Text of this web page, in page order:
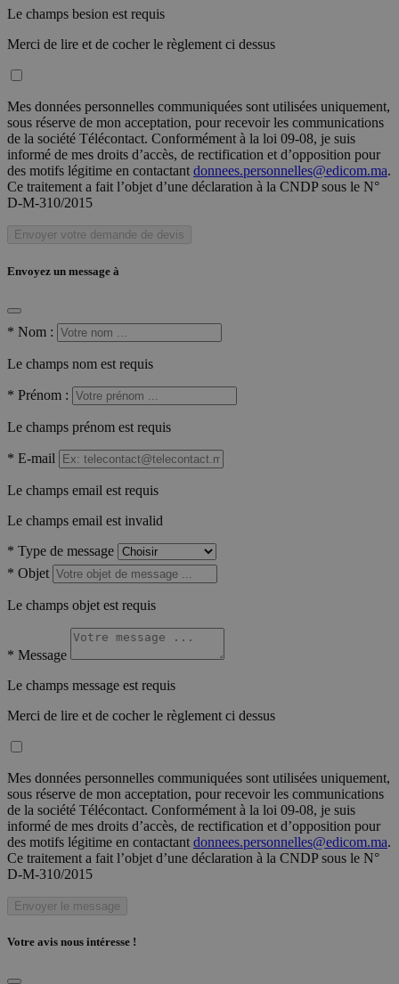
Le champs besion est requis
Merci de lire et de cocher le règlement ci dessus
Mes données personnelles communiquées sont utilisées uniquement,
sous réserve de mon acceptation, pour recevoir les communications
de la société Télécontact. Conformément à la loi 09-08, je suis
informé de mes droits d’accès, de rectification et d’opposition pour
des motifs légitime en contactant donnees.personnelles@edicom.ma.
Ce traitement a fait l’objet d’une déclaration à la CNDP sous le N°
D-M-310/2015
Envoyer votre demande de devis
Envoyez un message à
* Nom :
Le champs nom est requis
* Prénom :
Le champs prénom est requis
* E-mail
Le champs email est requis
Le champs email est invalid
* Type de message
* Objet
Le champs objet est requis
* Message
Le champs message est requis
Merci de lire et de cocher le règlement ci dessus
Mes données personnelles communiquées sont utilisées uniquement,
sous réserve de mon acceptation, pour recevoir les communications
de la société Télécontact. Conformément à la loi 09-08, je suis
informé de mes droits d’accès, de rectification et d’opposition pour
des motifs légitime en contactant donnees.personnelles@edicom.ma.
Ce traitement a fait l’objet d’une déclaration à la CNDP sous le N°
D-M-310/2015
Envoyer le message
Votre avis nous intéresse !